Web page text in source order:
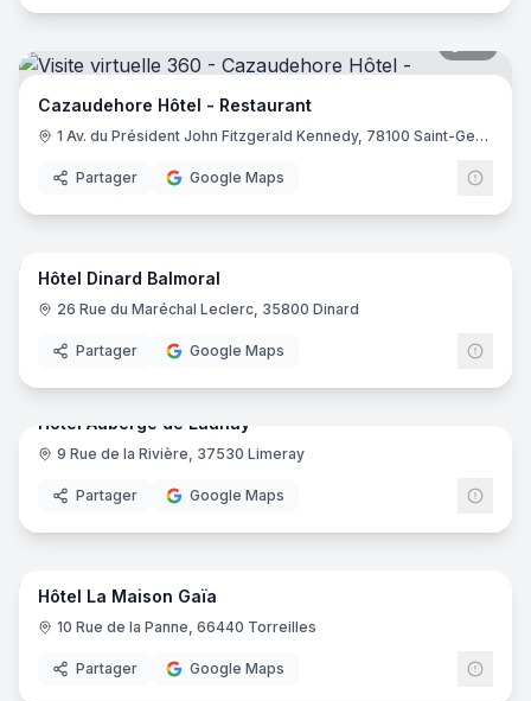
Cazaudehore Hôtel - Restaurant
1 Av. du Président John Fitzgerald Kennedy, 78100 Saint-Germain-en-Laye
Partager Google Maps
17
Hôtel Dinard Balmoral
26 Rue du Maréchal Leclerc, 35800 Dinard
Partager Google Maps
29
Hotel Auberge de Launay
9 Rue de la Rivière, 37530 Limeray
Partager Google Maps
23
Hôtel La Maison Gaïa
10 Rue de la Panne, 66440 Torreilles
Partager Google Maps